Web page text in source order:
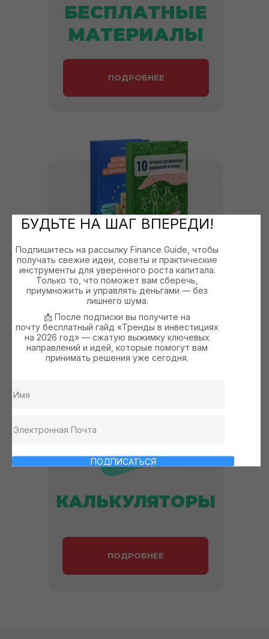
БУДЬТЕ НА ШАГ ВПЕРЕДИ!
Подпишитесь на рассылку Finance Guide , чтобы
получать свежие идеи, советы и практические
инструменты для уверенного роста капитала.
Только то, что поможет вам сберечь,
приумножить и управлять деньгами — без
лишнего шума.
📩 После подписки вы получите на
почту бесплатный гайд «Тренды в инвестициях
на 2026 год» — сжатую выжимку ключевых
направлений и идей, которые помогут вам
принимать решения уже сегодня.
ПОДПИСАТЬСЯ
КНИГИ
ПОДРОБНЕЕ
БЕСПЛАТНЫЕ
МАТЕРИАЛЫ
ПОДРОБНЕЕ
КАЛЬКУЛЯТОРЫ
ПОДРОБНЕЕ